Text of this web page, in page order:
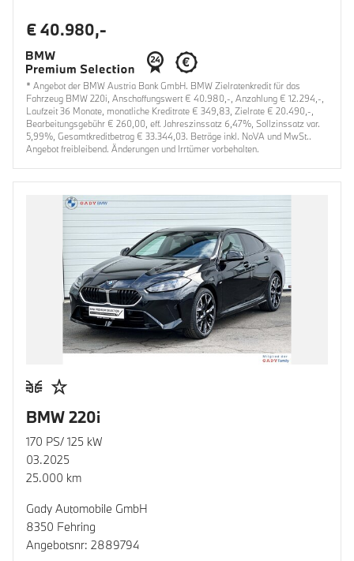
€ 40.980,-
* Angebot der BMW Austria Bank GmbH. BMW Zielratenkredit für das
Fahrzeug BMW 220i, Anschaffungswert € 40.980,-, Anzahlung € 12.294,-,
Laufzeit 36 Monate, monatliche Kreditrate € 349,83, Zielrate € 20.490,-,
Bearbeitungsgebühr € 260,00, eff. Jahreszinssatz 6,47%, Sollzinssatz var.
5,99%, Gesamtkreditbetrag € 33.344,03. Beträge inkl. NoVA und MwSt..
Angebot freibleibend. Änderungen und Irrtümer vorbehalten.
BMW 220i
170 PS/ 125 kW
03.2025
25.000 km
Gady Automobile GmbH
8350 Fehring
Angebotsnr: 2889794